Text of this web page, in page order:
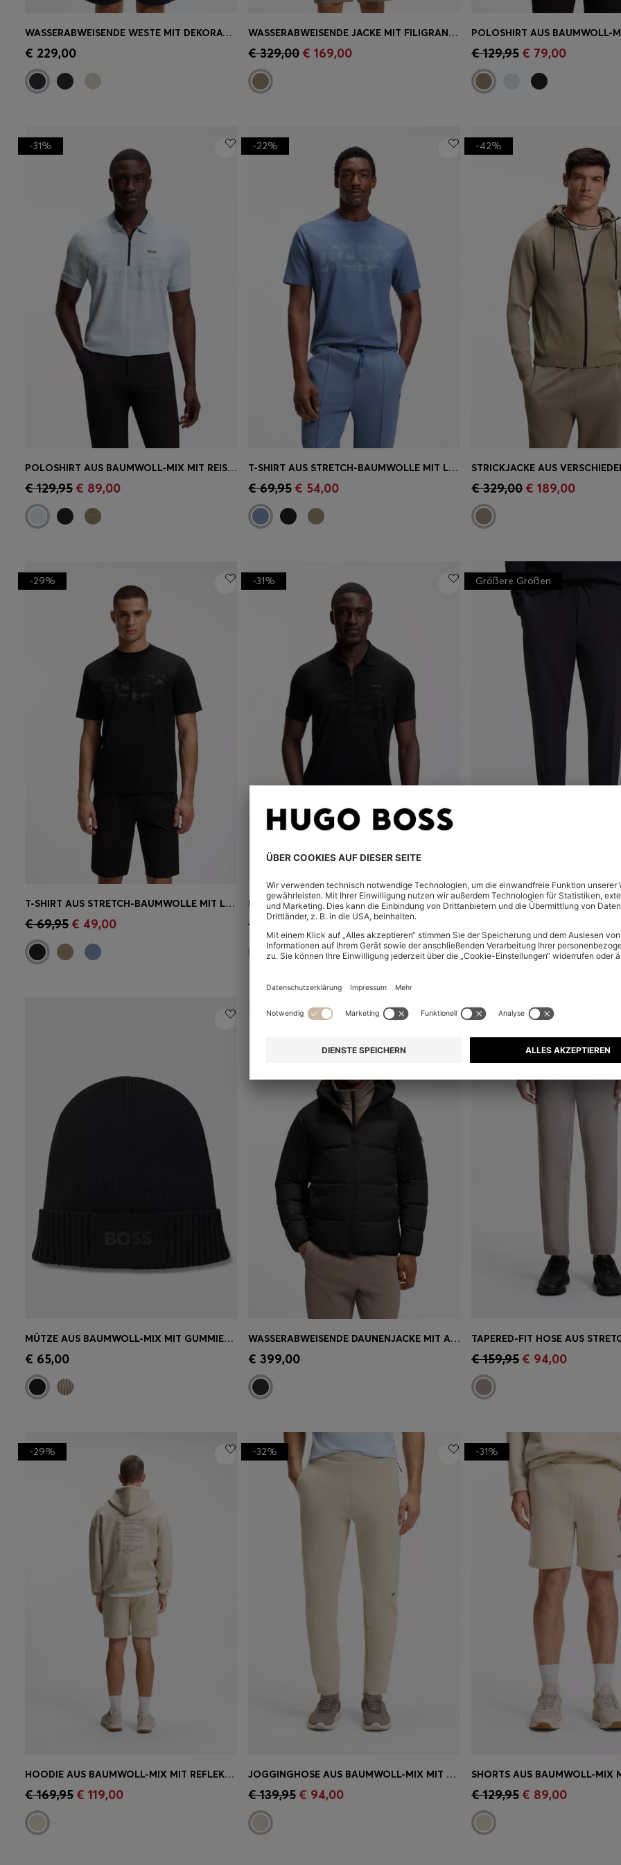
Schnelleinkauf
Größe)
WASSERABWEISENDE WESTE MIT DEKORATIVEN REFLEKTIERENDEN DETAILS
€ 229,00 Schnelleinkauf (Wähle deine
Größe)
WASSERABWEISENDE JACKE MIT FILIGRANER WAFFELSTRUKTUR
€ 329,00 € 169,00 Schnelleinkauf
Größe)
€ 129,95 € 79,00
Schnelleinkauf
Größe)
-31%
POLOSHIRT AUS BAUMWOLL-MIX MIT REISSVERSCHLUSS UND REFLEKTIERENDEN GRAFIKEN
€ 129,95 € 89,00 Schnelleinkauf
Größe)
-22%
T-SHIRT AUS STRETCH-BAUMWOLLE MIT LOGO-ARTWORK
€ 69,95 € 54,00 Schnelleinkauf(Wähle
Größe)
-42%
€ 329,00 € 189,00
Schnelleinkauf
Größe)
-29%
T-SHIRT AUS STRETCH-BAUMWOLLE MIT LOGO-ARTWORK
€ 69,95 € 49,00 Schnelleinkauf(Wähle deine
Größe)
-31%
POLOSHIRT AUS BAUMWOLL-MIX MIT REISSVERSCHLUSS UND REFLEKTIERENDEN GRAFIKEN
€ 129,95€ 89,00
Größe)
Größere Größen
+6
Schnelleinkauf
Größe)
MÜTZE AUS BAUMWOLL-MIX MIT GUMMIERTEM LOGO
€ 65,00 Schnelleinkauf
Größe)
WASSERABWEISENDE DAUNENJACKE MIT ABNEHMBARER KAPUZE
€ 399,00 Schnelleinkauf
Größe)
-41%
€ 159,95 € 94,00
Schnelleinkauf(Wähle deine
Größe)
-29%
HOODIE AUS BAUMWOLL-MIX MIT REFLEKTIERENDER GRAFIK
€ 169,95 € 119,00 Schnelleinkauf
Größe)
-32%
JOGGINGHOSE AUS BAUMWOLL-MIX MIT REFLEKTIERENDER GRAFIK
€ 139,95 € 94,00 Schnelleinkauf
Größe)
-31%
€ 129,95 € 89,00